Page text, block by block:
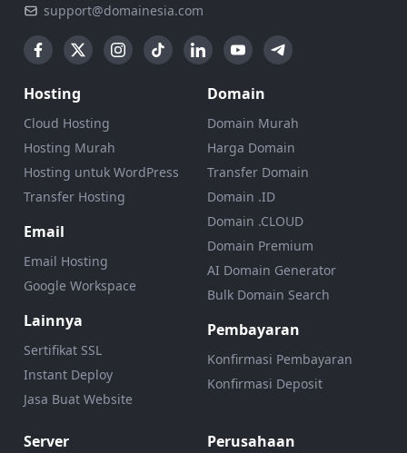
support@domainesia.com
Hosting
Cloud Hosting
Hosting Murah
Hosting untuk WordPress
Transfer Hosting
Email
Email Hosting
Google Workspace
Lainnya
Sertifikat SSL
Instant Deploy
Jasa Buat Website
Domain
Domain Murah
Harga Domain
Transfer Domain
Domain .ID
Domain .CLOUD
Domain Premium
AI Domain Generator
Bulk Domain Search
Pembayaran
Konfirmasi Pembayaran
Konfirmasi Deposit
Server Perusahaan